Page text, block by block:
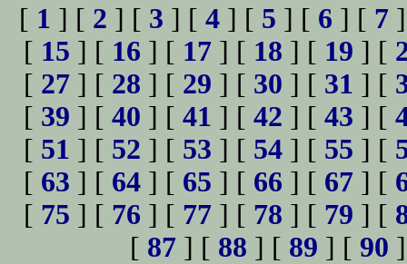
[ 1 ] [ 2 ] [ 3 ] [ 4 ] [ 5 ] [ 6 ] [ 7
[ 15 ] [ 16 ] [ 17 ] [ 18 ] [ 19 ] [
[ 27 ] [ 28 ] [ 29 ] [ 30 ] [ 31 ] [
[ 39 ] [ 40 ] [ 41 ] [ 42 ] [ 43 ] [
[ 51 ] [ 52 ] [ 53 ] [ 54 ] [ 55 ] [
[ 63 ] [ 64 ] [ 65 ] [ 66 ] [ 67 ] [
[ 75 ] [ 76 ] [ 77 ] [ 78 ] [ 79 ] [
[ 87 ] [ 88 ] [ 89 ] [ 90